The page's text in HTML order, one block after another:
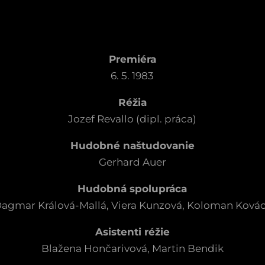
Premiéra
6. 5. 1983
Réžia
Jozef Revallo (dipl. práca)
Hudobné naštudovanie
Gerhard Auer
Hudobná spolupráca
Králová-Mallá, Viera Kunzová, Koloman
Asistenti réžie
Blažena Hončarivová, Martin Bendik